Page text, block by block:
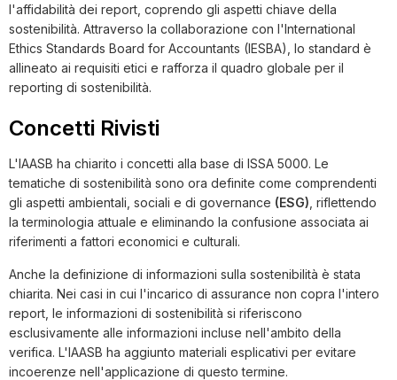
l'affidabilità dei report, coprendo gli aspetti chiave della
sostenibilità. Attraverso la collaborazione con l'International
Ethics Standards Board for Accountants (IESBA), lo standard è
allineato ai requisiti etici e rafforza il quadro globale per il
reporting di sostenibilità.
Concetti Rivisti
L'IAASB ha chiarito i concetti alla base di ISSA 5000. Le
tematiche di sostenibilità sono ora definite come comprendenti
gli aspetti ambientali, sociali e di governance (ESG) , riflettendo
la terminologia attuale e eliminando la confusione associata ai
riferimenti a fattori economici e culturali.
Anche la definizione di informazioni sulla sostenibilità è stata
chiarita. Nei casi in cui l'incarico di assurance non copra l'intero
report, le informazioni di sostenibilità si riferiscono
esclusivamente alle informazioni incluse nell'ambito della
verifica. L'IAASB ha aggiunto materiali esplicativi per evitare
incoerenze nell'applicazione di questo termine.